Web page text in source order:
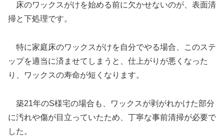
床のワックスがけを始める前に欠かせないのが、表面清
掃と下処理です。
特に家庭床のワックスがけを自分でやる場合、このステ
ップを適当に済ませてしまうと、仕上がりが悪くなった
り、ワックスの寿命が短くなります。
築21年のS様宅の場合も、ワックスが剥がれかけた部分
に汚れや傷が目立っていたため、丁寧な事前清掃が必要で
した。